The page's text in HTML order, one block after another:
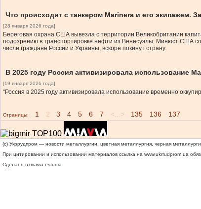
Что происходит с танкером Marinera и его экипажем.
[28 января 2026 года]
Береговая охрана США вывезла c территории Великобритании
подозрению в транспортировке нефти из Венесуэлы. Минюст США
числе граждане России и Украины, вскоре покинут страну.
В 2025 году Россия активизировала использование
[19 января 2026 года]
“Россия в 2025 году активизировала использование временно
Страницы: 1 2 3 4 5 6 7 <...> 135 136 137
(c) Укррудпром — новости металлургии: цветная металлургия, черная
При цитировании и использовании материалов ссылка на www.ukrrudprom.ua
Сделано в miavia estudia.